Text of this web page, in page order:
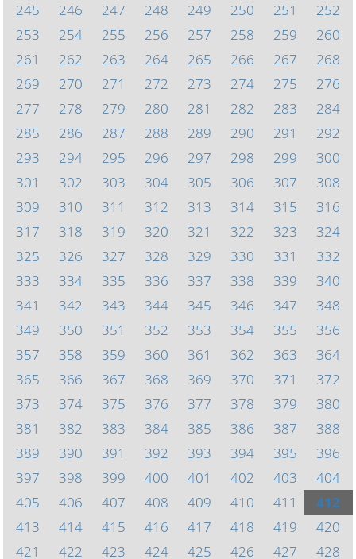
245
246 247 248 249 250 251
252
253
254 255 256 257 258 259
260
261
262 263 264 265 266 267
268
269
270 271 272 273 274 275
276
277
278 279 280 281 282 283
284
285
286 287 288 289 290 291
292
293
294 295 296 297 298 299
300
301
302 303 304 305 306 307
308
309
310 311 312 313 314 315
316
317
318 319 320 321 322 323
324
325
326 327 328 329 330 331
332
333
334 335 336 337 338 339
340
341
342 343 344 345 346 347
348
349
350 351 352 353 354 355
356
357
358 359 360 361 362 363
364
365
366 367 368 369 370 371
372
373
374 375 376 377 378 379
380
381
382 383 384 385 386 387
388
389
390 391 392 393 394 395
396
397
398 399 400 401 402 403
404
405
406 407 408 409 410 411
412
413
414 415 416 417 418 419
420
421
422 423 424 425 426 427 428